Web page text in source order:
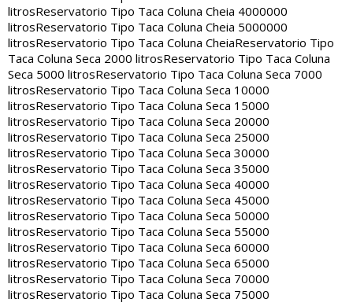
litrosReservatorio Tipo Taca Coluna Cheia 4000000
litrosReservatorio Tipo Taca Coluna Cheia 5000000
litrosReservatorio Tipo Taca Coluna CheiaReservatorio Tipo
Taca Coluna Seca 2000 litrosReservatorio Tipo Taca Coluna
Seca 5000 litrosReservatorio Tipo Taca Coluna Seca 7000
litrosReservatorio Tipo Taca Coluna Seca 10000
litrosReservatorio Tipo Taca Coluna Seca 15000
litrosReservatorio Tipo Taca Coluna Seca 20000
litrosReservatorio Tipo Taca Coluna Seca 25000
litrosReservatorio Tipo Taca Coluna Seca 30000
litrosReservatorio Tipo Taca Coluna Seca 35000
litrosReservatorio Tipo Taca Coluna Seca 40000
litrosReservatorio Tipo Taca Coluna Seca 45000
litrosReservatorio Tipo Taca Coluna Seca 50000
litrosReservatorio Tipo Taca Coluna Seca 55000
litrosReservatorio Tipo Taca Coluna Seca 60000
litrosReservatorio Tipo Taca Coluna Seca 65000
litrosReservatorio Tipo Taca Coluna Seca 70000
litrosReservatorio Tipo Taca Coluna Seca 75000